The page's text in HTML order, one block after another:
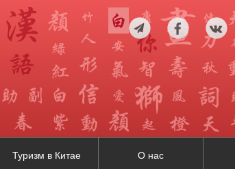
Туризм в Китае О нас